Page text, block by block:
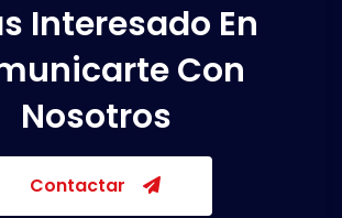
Interesado En
Con
Nosotros
Contactar